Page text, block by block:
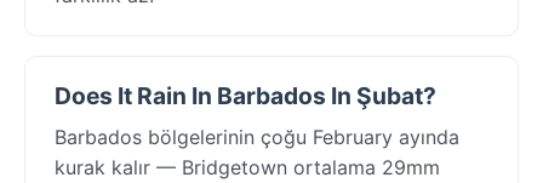
Does It Rain In Barbados In Şubat?
Barbados bölgelerinin çoğu February ayında
kurak kalır — Bridgetown ortalama 29mm